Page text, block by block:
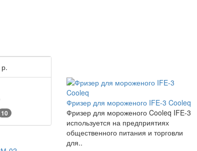
р.
10
Фризер для мороженого IFE-3 Cooleq
Фризер для мороженого Cooleq IFE-3
используется на предприятиях
общественного питания и торговли
для..